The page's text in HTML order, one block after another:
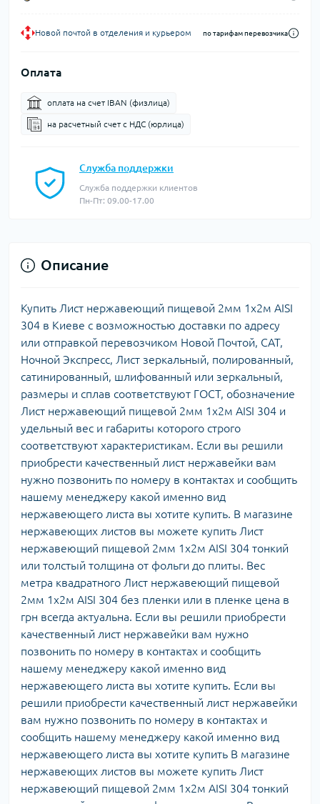
Новой почтой в отделения и курьером по тарифам перевозчика
Оплата
оплата на счет IBAN (физлица)
на расчетный счет c НДС (юрлица)
Служба поддержки
Служба поддержки клиентов
Пн-Пт: 09.00-17.00
Описание
Купить Лист нержавеющий пищевой 2мм 1х2м AISI
304 в Киеве с возможностью доставки по адресу
или отправкой перевозчиком Новой Почтой, САТ,
Ночной Экспресс, Лист зеркальный, полированный,
сатинированный, шлифованный или зеркальный,
размеры и сплав соответствуют ГОСТ, обозначение
Лист нержавеющий пищевой 2мм 1х2м AISI 304 и
удельный вес и габариты которого строго
соответствуют характеристикам. Если вы решили
приобрести качественный лист нержавейки вам
нужно позвонить по номеру в контактах и сообщить
нашему менеджеру какой именно вид
нержавеющего листа вы хотите купить. В магазине
нержавеющих листов вы можете купить Лист
нержавеющий пищевой 2мм 1х2м AISI 304 тонкий
или толстый толщина от фольги до плиты. Вес
метра квадратного Лист нержавеющий пищевой
2мм 1х2м AISI 304 без пленки или в пленке цена в
грн всегда актуальна. Если вы решили приобрести
качественный лист нержавейки вам нужно
позвонить по номеру в контактах и сообщить
нашему менеджеру какой именно вид
нержавеющего листа вы хотите купить. Если вы
решили приобрести качественный лист нержавейки
вам нужно позвонить по номеру в контактах и
сообщить нашему менеджеру какой именно вид
нержавеющего листа вы хотите купить В магазине
нержавеющих листов вы можете купить Лист
нержавеющий пищевой 2мм 1х2м AISI 304 тонкий